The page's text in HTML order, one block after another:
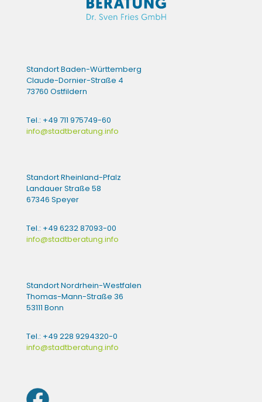
Standort Baden-Württemberg
Claude-Dornier-Straße 4
73760 Ostfildern
Tel.: +49 711 975749-60
info@stadtberatung.info
Standort Rheinland-Pfalz
Landauer Straße 58
67346 Speyer
Tel.: +49 6232 87093-00
info@stadtberatung.info
Standort Nordrhein-Westfalen
Thomas-Mann-Straße 36
53111 Bonn
Tel.: +49 228 9294320-0
info@stadtberatung.info